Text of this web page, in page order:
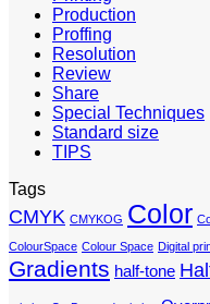
Production
Proffing
Resolution
Review
Share
Special Techniques
Standard size
TIPS
Tags
CMYK CMYKOG Color
ColourSpace Colour Space Digital
Gradients half-tone